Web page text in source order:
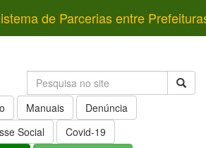
de Parcerias entre
Manuais
Denúncia
Social
Covid-19